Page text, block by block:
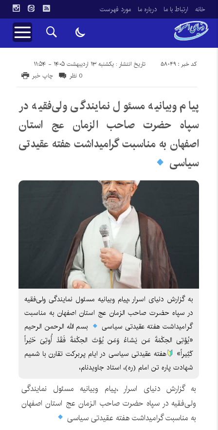
خانه ارتباط با ما درباره ما مورد فهرست
تاریخ انتشار : یکشنبه ۱۳ اردیبهشت ۱۴۰۵ - ۱۱:۵۴ کد خبر : 58049
چاپ خبر 0 نظر
پیام وبیانیه مسئول نمایندگی ولی‌فقیه در
سپاه حضرت صاحب الزمان عج استان
اصفهان به مناسبت گرامیداشت هفته عقیدتی
سیاسی
به گزارش دنیای اسرار ،پیام وبیانیه مسئول نمایندگی ولی‌فقیه
در سپاه حضرت صاحب الزمان عج استان اصفهان به مناسبت
گرامیداشت هفته عقیدتی سیاسی
بسم الله الرحمن الرحیم
«یُؤتِی الحِکْمَةَ مَن یَشاءُ وَمَن یُؤتَ الحِکْمَةَ فَقَدْ أُوتِیَ خَیْراً
کَثِیراً»
هفته عقیدتی سیاسی در ایام پربرکت تقارن با شمیم
شهادت پاره تن امام (ره)، استاد جاویدنام،
به گزارش دنیای اسرار ،پیام وبیانیه مسئول نمایندگی
ولی‌فقیه در سپاه حضرت صاحب الزمان عج استان اصفهان
به مناسبت گرامیداشت هفته عقیدتی سیاسی